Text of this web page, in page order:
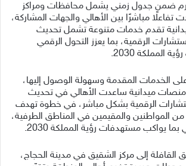
ضمن جدول زمني يشمل محافظات ومراكز
مباشرًا بين الأهالي والجهات المشاركة،
تقدم خدمات متنوعة تشمل تحديث
الرقمية، بما يعزز التحول الرقمي
المملكة 2030.
الخدمات المقدمة وسهولة الوصول إليها،
ميدانية ساعدت الأهالي في تحديث
الرقمية بشكل مباشر، في خطوة تهدف
المواطنين والمقيمين في المناطق الطرفية،
بما يواكب مستهدفات رؤية المملكة 2030.
القافلة إلى مركز الشقيق في مدينة الحجاج،